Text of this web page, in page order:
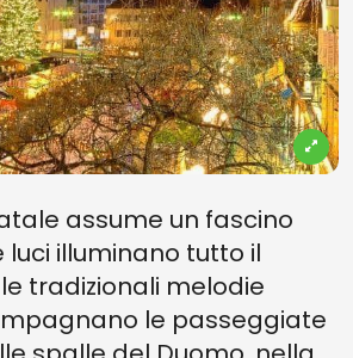
assume un fascino
luci illuminano tutto il
tradizionali melodie
le passeggiate